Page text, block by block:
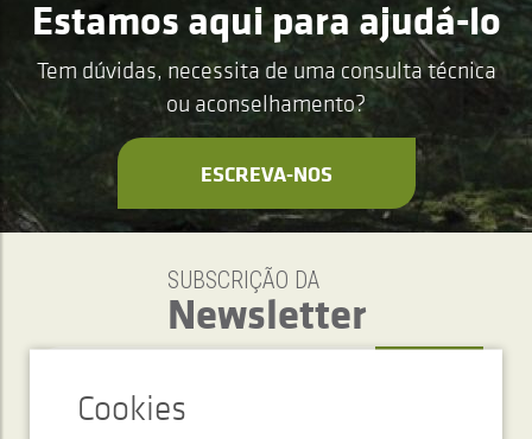
Estamos aqui para ajudá-lo
Tem dúvidas, necessita de uma consulta técnica
ou aconselhamento?
ESCREVA-NOS
SUBSCRIÇÃO DA
Newsletter